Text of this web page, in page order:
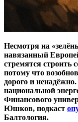
Несмотря на
навязанный
стремятся строить
потому что
дорого и
национальной
Финансового
Юшков, подкаст
Балтология.